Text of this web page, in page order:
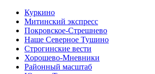
Куркино
Митинский экспресс
Покровское-Стрешнево
Наше Северное Тушино
Строгинские вести
Хорошево-Мневники
Районный масштаб